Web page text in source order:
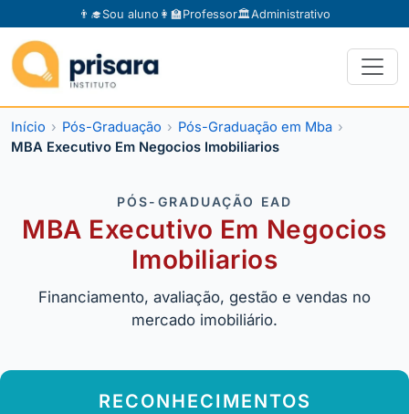
👨‍🎓Sou aluno 👩‍🏫Professor🏛️Administrativo
Início Pós-Graduação
Pós-Graduação em Mba
MBA Executivo Em Negocios Imobiliarios
PÓS-GRADUAÇÃO EAD
MBA Executivo Em Negocios
Imobiliarios
Financiamento, avaliação, gestão e vendas no
mercado imobiliário.
RECONHECIMENTOS